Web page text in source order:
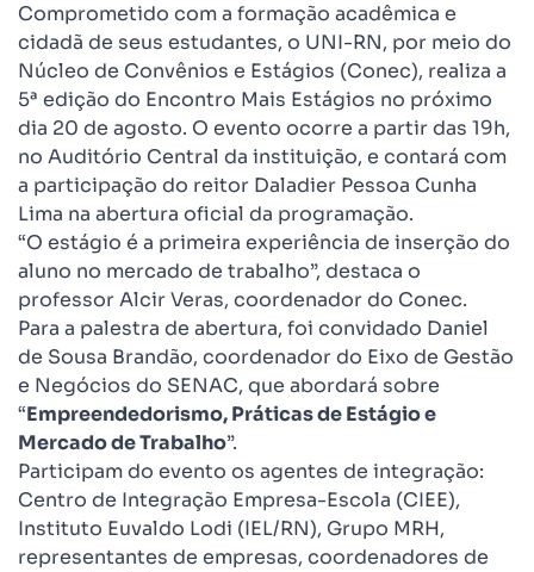
Comprometido com a formação acadêmica e
cidadã de seus estudantes, o UNI-RN, por meio do
Núcleo de Convênios e Estágios (Conec), realiza a
5ª edição do Encontro Mais Estágios no próximo
dia 20 de agosto. O evento ocorre a partir das 19h,
no Auditório Central da instituição, e contará com
a participação do reitor Daladier Pessoa Cunha
Lima na abertura oficial da programação.
“O estágio é a primeira experiência de inserção do
aluno no mercado de trabalho”, destaca o
professor Alcir Veras, coordenador do Conec.
Para a palestra de abertura, foi convidado Daniel
de Sousa Brandão, coordenador do Eixo de Gestão
e Negócios do SENAC, que abordará sobre
“Empreendedorismo, Práticas de Estágio e
Mercado de Trabalho”.
Participam do evento os agentes de integração:
Centro de Integração Empresa-Escola (CIEE),
Instituto Euvaldo Lodi (IEL/RN), Grupo MRH,
representantes de empresas, coordenadores de